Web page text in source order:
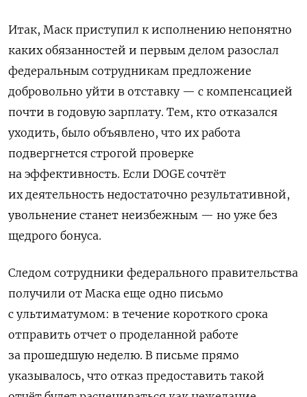
Итак, Маск приступил к исполнению непонятно
каких обязанностей и первым делом разослал
федеральным сотрудникам предложение
добровольно уйти в отставку — с компенсацией
почти в годовую зарплату. Тем, кто отказался
уходить, было объявлено, что их работа
подвергнется строгой проверке
на эффективность. Если DOGE сочтёт
их деятельность недостаточно результативной,
увольнение станет неизбежным — но уже без
щедрого бонуса.
Следом сотрудники федерального правительства
получили от Маска еще одно письмо
с ультиматумом: в течение короткого срока
отправить отчет о проделанной работе
за прошедшую неделю. В письме прямо
указывалось, что отказ предоставить такой